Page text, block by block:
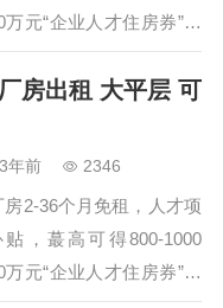
元“企业人才住房券”，
补贴蕞高3000万元，具
交通便捷，距离嘉善西
嘉湖高速口）仅需9分
站（G1521常嘉高速口）
量嘉善厂房土地资源可
房出租 大平层 可
3年前 2346
2-36个月免租，人才项
贴，蕞高可得800-1000
元“企业人才住房券”，